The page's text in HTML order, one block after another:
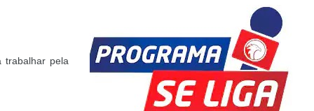
trabalhar pela